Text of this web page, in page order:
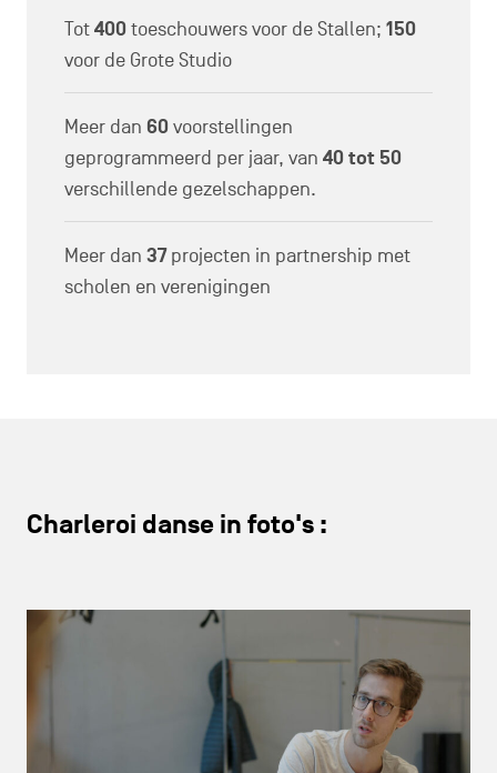
Tot400toeschouwers voor de Stallen;150
voor de Grote Studio
Meer dan 60voorstellingen
geprogrammeerd per jaar, van40 tot 50
verschillende gezelschappen.
Meer dan37projecten in partnership met
scholen en verenigingen
Charleroi danse in foto's :